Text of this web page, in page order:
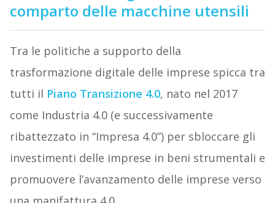
comparto delle macchine utensili
Tra le politiche a supporto della
trasformazione digitale delle imprese spicca tra
tutti il Piano Transizione 4.0, nato nel 2017
come Industria 4.0 (e successivamente
ribattezzato in “Impresa 4.0”) per sbloccare gli
investimenti delle imprese in beni strumentali e
promuovere l’avanzamento delle imprese verso